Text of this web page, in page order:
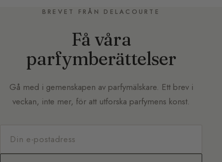
BREVET FRÅN DELACOURTE
Få våra
parfymberättelser
Gå med i gemenskapen av parfymälskare. Ett brev i
veckan, inte mer, för att utforska parfymens konst.